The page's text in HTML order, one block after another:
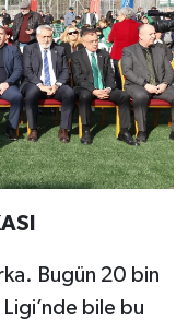
Bugün 20 bin
bile bu